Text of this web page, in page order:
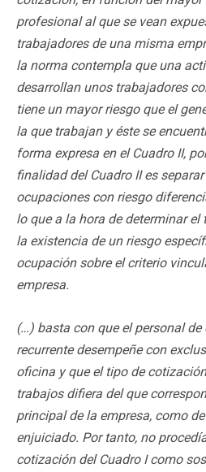
profesional al que se vean
trabajadores de una misma
la norma contempla que una
desarrollan unos trabajadores
tiene un mayor riesgo que el
la que trabajan y éste se
forma expresa en el Cuadro II,
finalidad del Cuadro II es
ocupaciones con riesgo
lo que a la hora de determinar
la existencia de un riesgo
ocupación sobre el criterio
empresa.
(…) basta con que el personal
recurrente desempeñe con
oficina y que el tipo de
trabajos difiera del que
principal de la empresa, como
enjuiciado. Por tanto, no
cotización del Cuadro I como